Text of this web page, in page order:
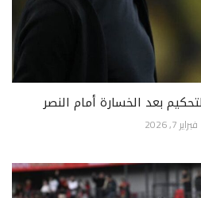
بعد الخسارة أمام النصر
فبراير 7, 2026